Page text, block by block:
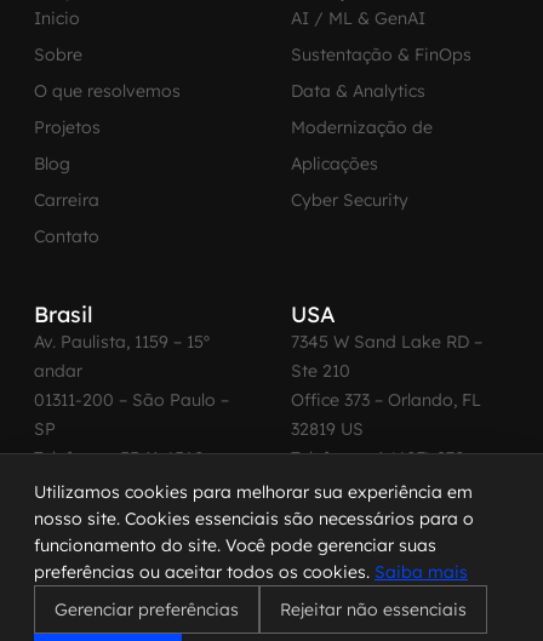
Inicio
Sobre
O que resolvemos
Projetos
Blog
Carreira
Contato
AI / ML & GenAI
Sustentação & FinOps
Data & Analytics
Modernização de
Aplicações
Cyber Security
Brasil
Av. Paulista, 1159 – 15º
andar
01311-200 – São Paulo –
SP
Telefone: +55 11 4560-
2600
USA
7345 W Sand Lake RD –
Ste 210
Office 373 – Orlando, FL
32819 US
Telefone: +1 (407) 270-
3065
© 2026 MadeinWeb. Todos os direitos reservados.
Termo de Uso | Política de Privacidade |
Utilizamos cookies para melhorar sua experiência em
nosso site. Cookies essenciais são necessários para o
funcionamento do site. Você pode gerenciar suas
preferências ou aceitar todos os cookies. Saiba mais
Gerenciar preferências
Rejeitar não essenciais